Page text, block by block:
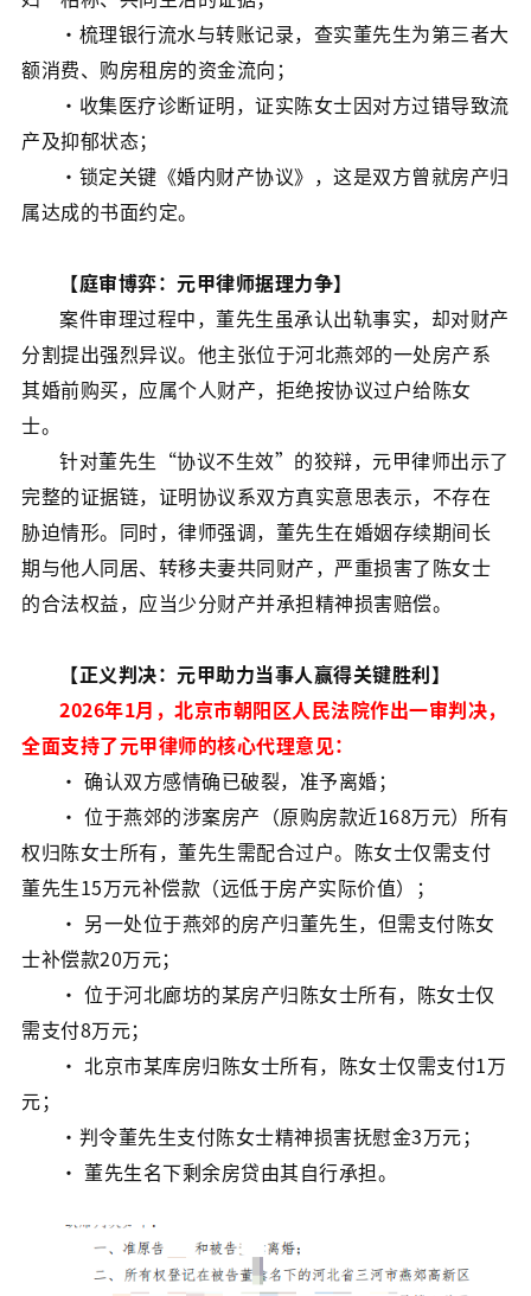
·梳理银行流水与转账记录，查实董先生为第三者大
额消费、购房租房的资金流向；
·收集医疗诊断证明，证实陈女士因对方过错导致流
产及抑郁状态；
·锁定关键《婚内财产协议》，这是双方曾就房产归
属达成的书面约定。
【庭审博弈：元甲律师据理力争】
案件审理过程中，董先生虽承认出轨事实，却对财产
分割提出强烈异议。他主张位于河北燕郊的一处房产系
其婚前购买，应属个人财产，拒绝按协议过户给陈女
士。
针对董先生“协议不生效”的狡辩，元甲律师出示了
完整的证据链，证明协议系双方真实意思表示，不存在
胁迫情形。同时，律师强调，董先生在婚姻存续期间长
期与他人同居、转移夫妻共同财产，严重损害了陈女士
的合法权益，应当少分财产并承担精神损害赔偿。
【正义判决：元甲助力当事人赢得关键胜利】
2026年1月，北京市朝阳区人民法院作出一审判决，
全面支持了元甲律师的核心代理意见：
· 确认双方感情确已破裂，准予离婚；
· 位于燕郊的涉案房产（原购房款近168万元）所有
权归陈女士所有，董先生需配合过户。陈女士仅需支付
董先生15万元补偿款（远低于房产实际价值）；
· 另一处位于燕郊的房产归董先生，但需支付陈女
士补偿款20万元；
· 位于河北廊坊的某房产归陈女士所有，陈女士仅
需支付8万元；
· 北京市某库房归陈女士所有，陈女士仅需支付1万
元；
·判令董先生支付陈女士精神损害抚慰金3万元；
· 董先生名下剩余房贷由其自行承担。